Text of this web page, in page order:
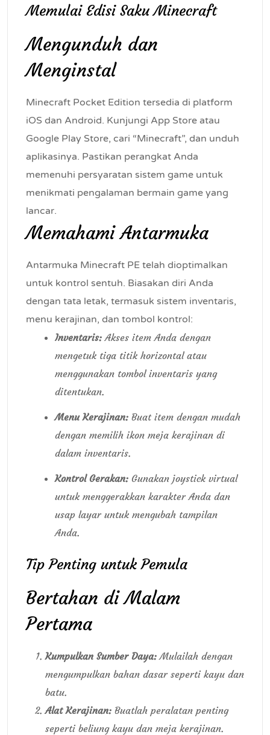
Memulai Edisi Saku Minecraft
Mengunduh dan
Menginstal
Minecraft Pocket Edition tersedia di platform
iOS dan Android. Kunjungi App Store atau
Google Play Store, cari “Minecraft”, dan unduh
aplikasinya. Pastikan perangkat Anda
memenuhi persyaratan sistem game untuk
menikmati pengalaman bermain game yang
lancar.
Memahami Antarmuka
Antarmuka Minecraft PE telah dioptimalkan
untuk kontrol sentuh. Biasakan diri Anda
dengan tata letak, termasuk sistem inventaris,
menu kerajinan, dan tombol kontrol:
Inventaris: Akses item Anda dengan
mengetuk tiga titik horizontal atau
menggunakan tombol inventaris yang
ditentukan.
Menu Kerajinan: Buat item dengan mudah
dengan memilih ikon meja kerajinan di
dalam inventaris.
Kontrol Gerakan: Gunakan joystick virtual
untuk menggerakkan karakter Anda dan
usap layar untuk mengubah tampilan
Anda.
Tip Penting untuk Pemula
Bertahan di Malam
Pertama
Kumpulkan Sumber Daya:Mulailah dengan
mengumpulkan bahan dasar seperti kayu dan
batu.
Alat Kerajinan: Buatlah peralatan penting
seperti beliung kayu dan meja kerajinan.